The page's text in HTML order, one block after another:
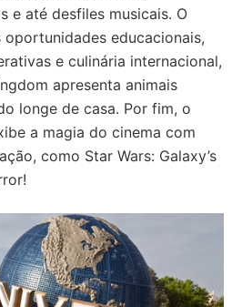
e até desfiles musicais. O
educacionais,
e culinária internacional,
apresenta animais
longe de casa. Por fim, o
a magia do cinema com
como Star Wars: Galaxy’s